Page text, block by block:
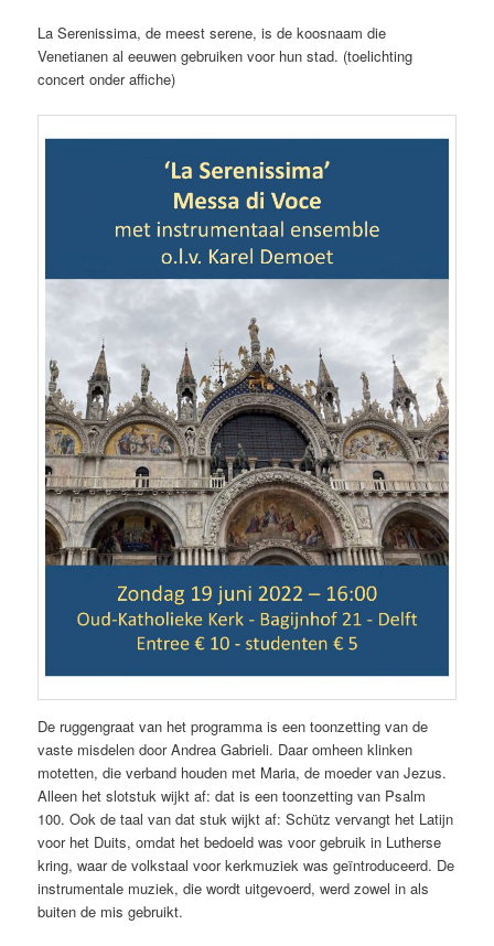
La Serenissima, de meest serene, is de koosnaam die
Venetianen al eeuwen gebruiken voor hun stad. (toelichting
concert onder affiche)
De ruggengraat van het programma is een toonzetting van de
vaste misdelen door Andrea Gabrieli. Daar omheen klinken
motetten, die verband houden met Maria, de moeder van Jezus.
Alleen het slotstuk wijkt af: dat is een toonzetting van Psalm
100. Ook de taal van dat stuk wijkt af: Schütz vervangt het Latijn
voor het Duits, omdat het bedoeld was voor gebruik in Lutherse
kring, waar de volkstaal voor kerkmuziek was geïntroduceerd. De
instrumentale muziek, die wordt uitgevoerd, werd zowel in als
buiten de mis gebruikt.